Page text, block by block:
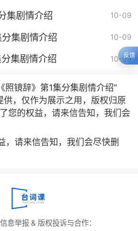
集剧情介绍 10-09
分集剧情介绍 10-09
分集剧情介绍 10-09
照镜辞》第1集分集剧情介绍”
供，仅作为展示之用，版权归原
您的权益，请来信告知，我们会
，请来信告知，我们会尽快删
息举报 & 版权投诉与合作：
反馈